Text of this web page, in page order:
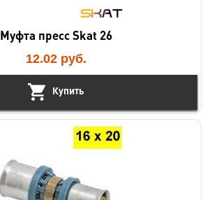
Муфта пресс Skat 26
12.02 руб.
Купить